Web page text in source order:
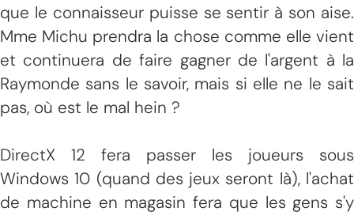
que le connaisseur puisse se sentir à son aise.
Mme Michu prendra la chose comme elle vient
et continuera de faire gagner de l'argent à la
Raymonde sans le savoir, mais si elle ne le sait
pas, où est le mal hein ?
DirectX 12 fera passer les joueurs sous
Windows 10 (quand des jeux seront là), l'achat
de machine en magasin fera que les gens s'y